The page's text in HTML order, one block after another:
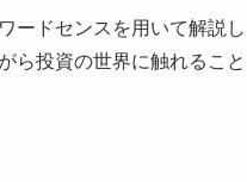
ードセンスを用いて解説し
ら投資の世界に触れること